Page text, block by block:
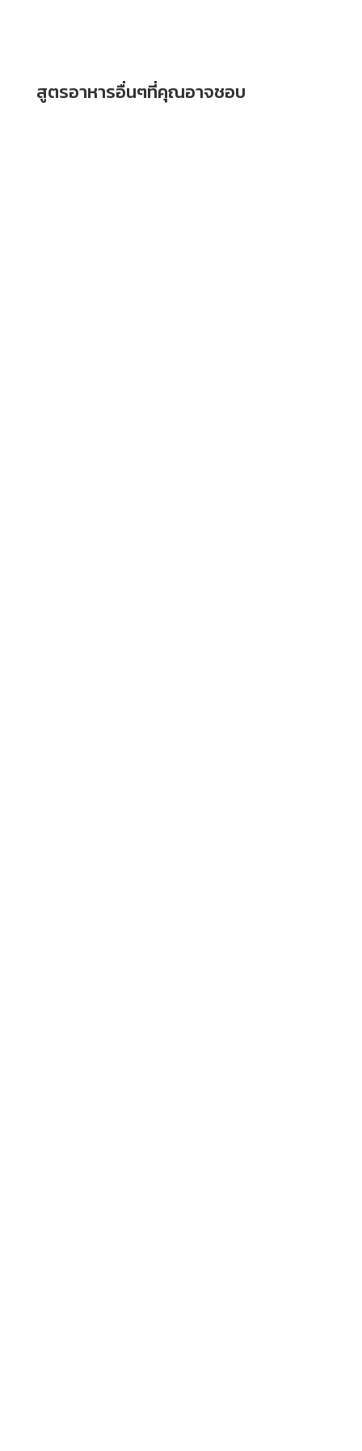
สูตรอาหารอื่นๆที่คุณอาจชอบ